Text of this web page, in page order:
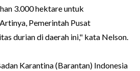
3.000 hektare untuk
Pemerintah Pusat
durian di daerah ini," kata Nelson.
Karantina (Barantan) Indonesia